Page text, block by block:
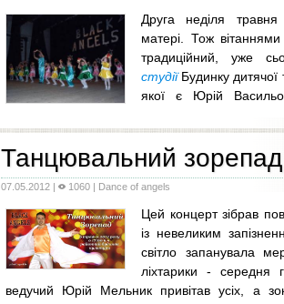
Друга неділя
матері. Тож
традиційний, уже
студіїБудинку дитячої
якої є Юрій
Танцювальний
07.05.2012 | 1060 | Dance of angels
Цей концерт зібрав
із невеликим
світло запанувала
ліхтарики - середня
ведучий Юрій Мельник привітав усіх, а